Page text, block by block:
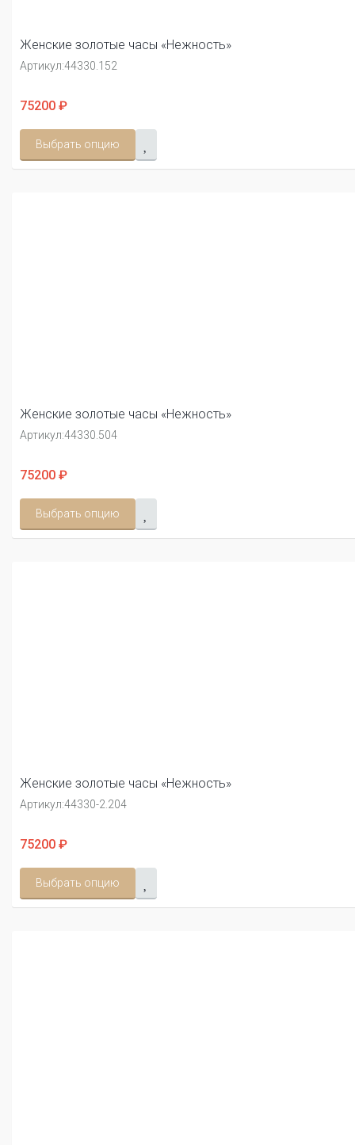
Женские золотые часы «Нежность»
Артикул:44330.152
75200 ₽
Выбрать опцию
Женские золотые часы «Нежность»
Артикул:44330.504
75200 ₽
Выбрать опцию
Женские золотые часы «Нежность»
Артикул:44330-2.204
75200 ₽
Выбрать опцию